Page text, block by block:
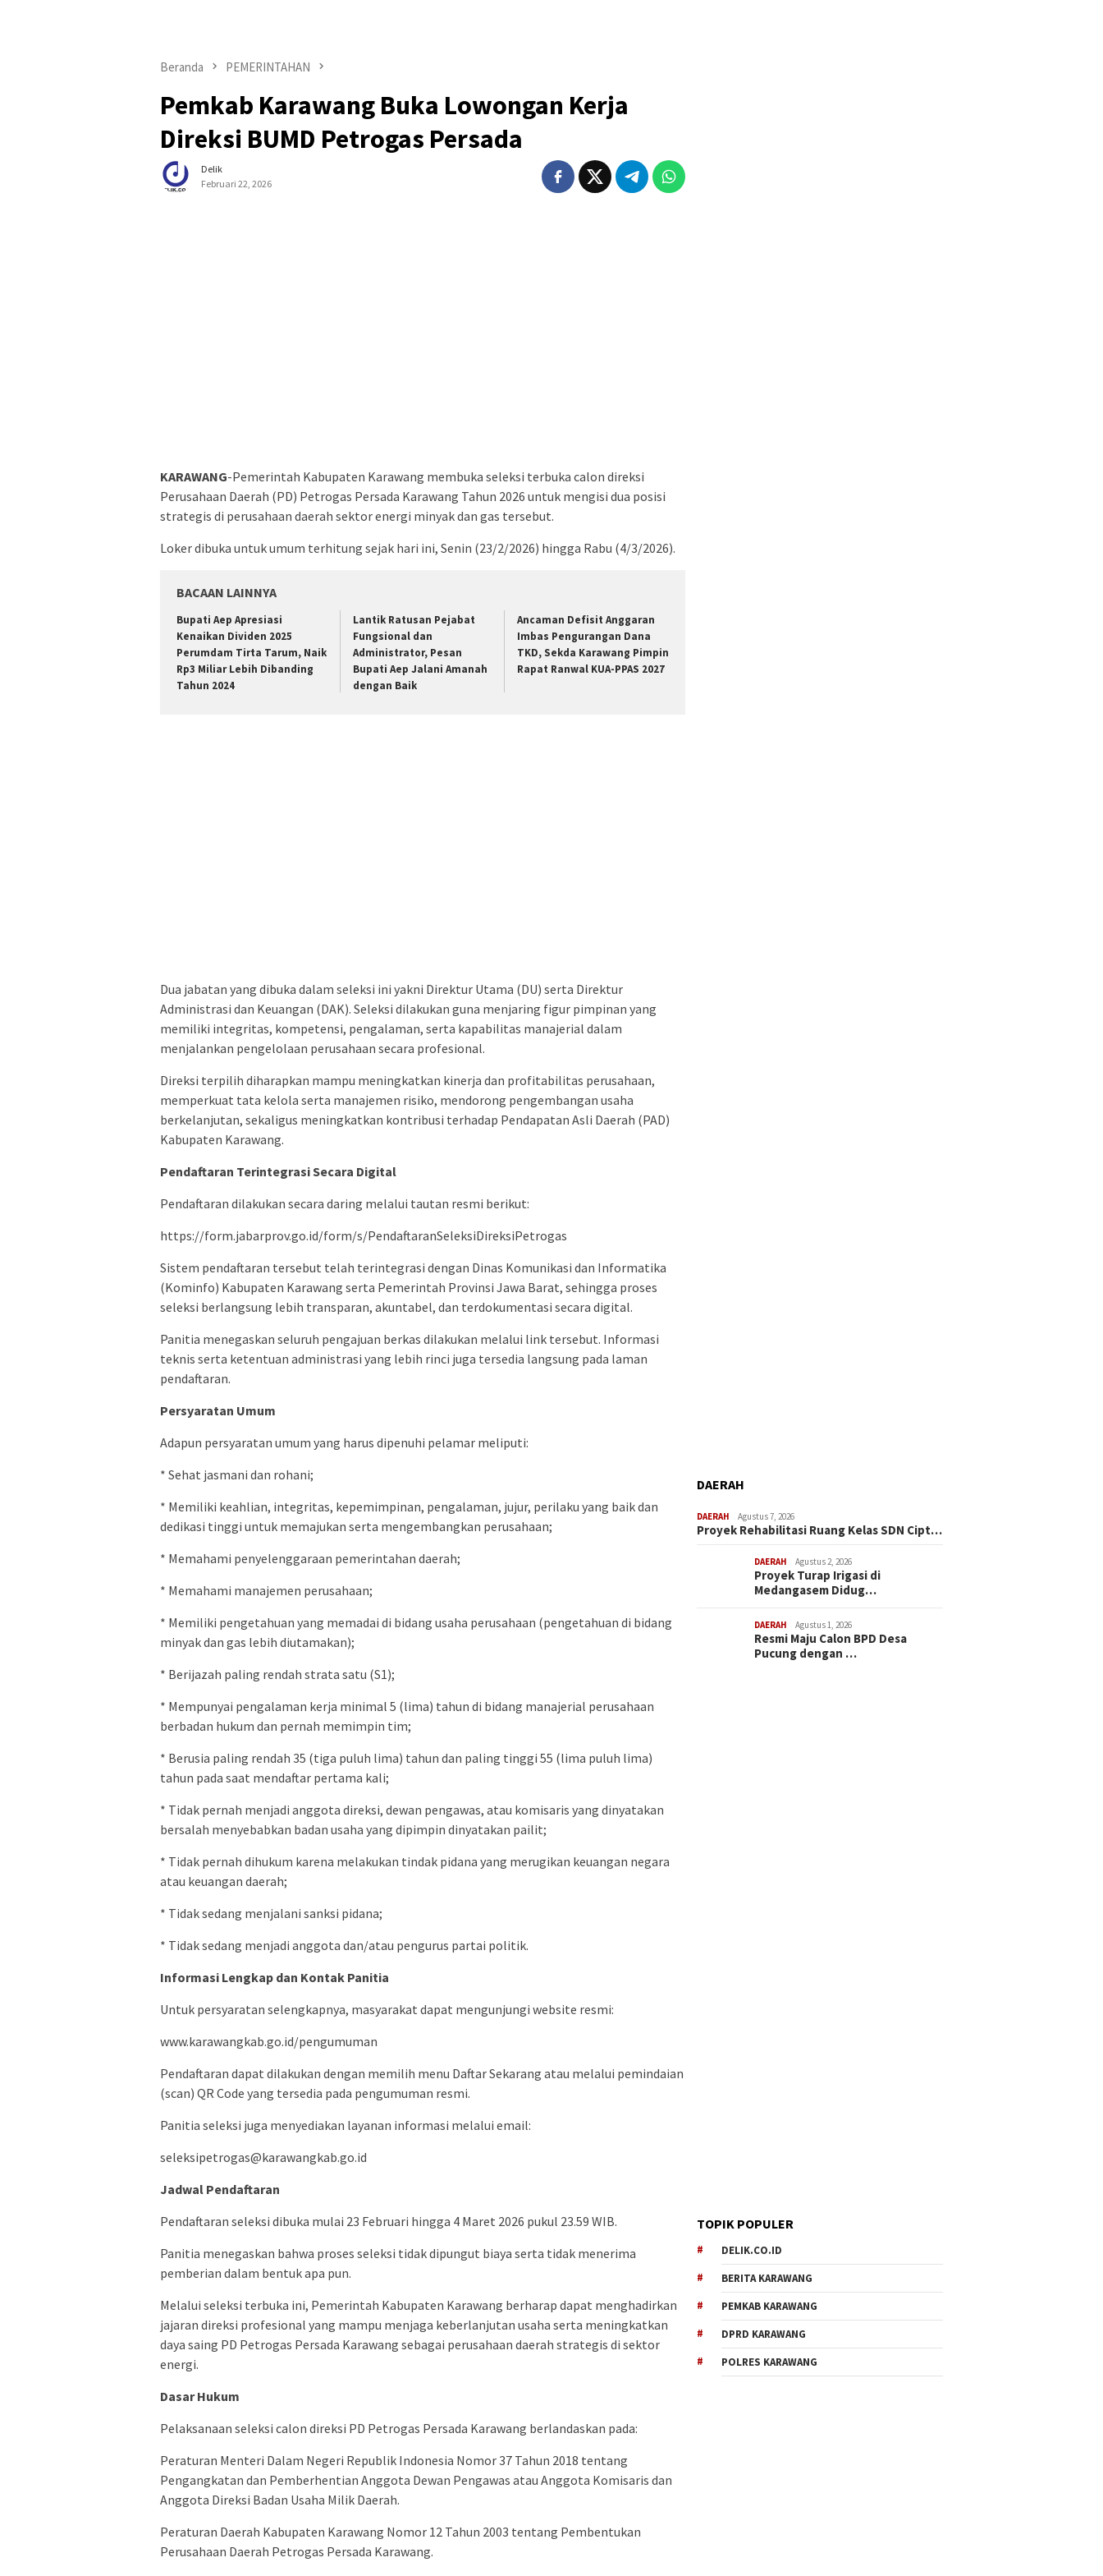
Beranda PEMERINTAHAN
Pemkab Karawang Buka Lowongan Kerja
Direksi BUMD Petrogas Persada
Delik
Februari 22, 2026
KARAWANG-Pemerintah Kabupaten Karawang membuka seleksi terbuka calon direksi
Perusahaan Daerah (PD) Petrogas Persada Karawang Tahun 2026 untuk mengisi dua posisi
strategis di perusahaan daerah sektor energi minyak dan gas tersebut.
Loker dibuka untuk umum terhitung sejak hari ini, Senin (23/2/2026) hingga Rabu (4/3/2026).
BACAAN LAINNYA
Bupati Aep Apresiasi
Kenaikan Dividen 2025
Perumdam Tirta Tarum, Naik
Rp3 Miliar Lebih Dibanding
Tahun 2024
Lantik Ratusan Pejabat
Fungsional dan
Administrator, Pesan
Bupati Aep Jalani Amanah
dengan Baik
Ancaman Defisit Anggaran
Imbas Pengurangan Dana
TKD, Sekda Karawang Pimpin
Rapat Ranwal KUA-PPAS 2027
Dua jabatan yang dibuka dalam seleksi ini yakni Direktur Utama (DU) serta Direktur
Administrasi dan Keuangan (DAK). Seleksi dilakukan guna menjaring figur pimpinan yang
memiliki integritas, kompetensi, pengalaman, serta kapabilitas manajerial dalam
menjalankan pengelolaan perusahaan secara profesional.
Direksi terpilih diharapkan mampu meningkatkan kinerja dan profitabilitas perusahaan,
memperkuat tata kelola serta manajemen risiko, mendorong pengembangan usaha
berkelanjutan, sekaligus meningkatkan kontribusi terhadap Pendapatan Asli Daerah (PAD)
Kabupaten Karawang.
Pendaftaran Terintegrasi Secara Digital
Pendaftaran dilakukan secara daring melalui tautan resmi berikut:
https://form.jabarprov.go.id/form/s/PendaftaranSeleksiDireksiPetrogas
Sistem pendaftaran tersebut telah terintegrasi dengan Dinas Komunikasi dan Informatika
(Kominfo) Kabupaten Karawang serta Pemerintah Provinsi Jawa Barat, sehingga proses
seleksi berlangsung lebih transparan, akuntabel, dan terdokumentasi secara digital.
Panitia menegaskan seluruh pengajuan berkas dilakukan melalui link tersebut. Informasi
teknis serta ketentuan administrasi yang lebih rinci juga tersedia langsung pada laman
pendaftaran.
Persyaratan Umum
Adapun persyaratan umum yang harus dipenuhi pelamar meliputi:
* Sehat jasmani dan rohani;
* Memiliki keahlian, integritas, kepemimpinan, pengalaman, jujur, perilaku yang baik dan
dedikasi tinggi untuk memajukan serta mengembangkan perusahaan;
* Memahami penyelenggaraan pemerintahan daerah;
* Memahami manajemen perusahaan;
* Memiliki pengetahuan yang memadai di bidang usaha perusahaan (pengetahuan di bidang
minyak dan gas lebih diutamakan);
* Berijazah paling rendah strata satu (S1);
* Mempunyai pengalaman kerja minimal 5 (lima) tahun di bidang manajerial perusahaan
berbadan hukum dan pernah memimpin tim;
* Berusia paling rendah 35 (tiga puluh lima) tahun dan paling tinggi 55 (lima puluh lima)
tahun pada saat mendaftar pertama kali;
* Tidak pernah menjadi anggota direksi, dewan pengawas, atau komisaris yang dinyatakan
bersalah menyebabkan badan usaha yang dipimpin dinyatakan pailit;
* Tidak pernah dihukum karena melakukan tindak pidana yang merugikan keuangan negara
atau keuangan daerah;
* Tidak sedang menjalani sanksi pidana;
* Tidak sedang menjadi anggota dan/atau pengurus partai politik.
Informasi Lengkap dan Kontak Panitia
Untuk persyaratan selengkapnya, masyarakat dapat mengunjungi website resmi:
www.karawangkab.go.id/pengumuman
Pendaftaran dapat dilakukan dengan memilih menu Daftar Sekarang atau melalui pemindaian
(scan) QR Code yang tersedia pada pengumuman resmi.
Panitia seleksi juga menyediakan layanan informasi melalui email:
seleksipetrogas@karawangkab.go.id
Jadwal Pendaftaran
Pendaftaran seleksi dibuka mulai 23 Februari hingga 4 Maret 2026 pukul 23.59 WIB.
Panitia menegaskan bahwa proses seleksi tidak dipungut biaya serta tidak menerima
pemberian dalam bentuk apa pun.
Melalui seleksi terbuka ini, Pemerintah Kabupaten Karawang berharap dapat menghadirkan
jajaran direksi profesional yang mampu menjaga keberlanjutan usaha serta meningkatkan
daya saing PD Petrogas Persada Karawang sebagai perusahaan daerah strategis di sektor
energi.
Dasar Hukum
Pelaksanaan seleksi calon direksi PD Petrogas Persada Karawang berlandaskan pada:
Peraturan Menteri Dalam Negeri Republik Indonesia Nomor 37 Tahun 2018 tentang
Pengangkatan dan Pemberhentian Anggota Dewan Pengawas atau Anggota Komisaris dan
Anggota Direksi Badan Usaha Milik Daerah.
Peraturan Daerah Kabupaten Karawang Nomor 12 Tahun 2003 tentang Pembentukan
Perusahaan Daerah Petrogas Persada Karawang.
DAERAH
DAERAH Agustus 7, 2026
Proyek Rehabilitasi Ruang Kelas SDN Cipt…
DAERAH Agustus 2, 2026
Proyek Turap Irigasi di
Medangasem Didug…
DAERAH Agustus 1, 2026
Resmi Maju Calon BPD Desa
Pucung dengan …
TOPIK POPULER
DELIK.CO.ID
BERITA KARAWANG
PEMKAB KARAWANG
DPRD KARAWANG
POLRES KARAWANG